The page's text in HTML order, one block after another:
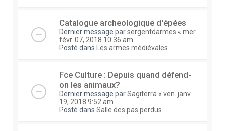
Catalogue archeologique d'épées
Dernier message parsergentdarmes « mer.
févr. 07, 2018 10:36 am
Posté dans
Les armes médiévales
Fce Culture : Depuis quand défend-
on les animaux?
Dernier message parSagiterra « ven. janv.
19, 2018 9:52 am
Posté dans Salle des pas perdus